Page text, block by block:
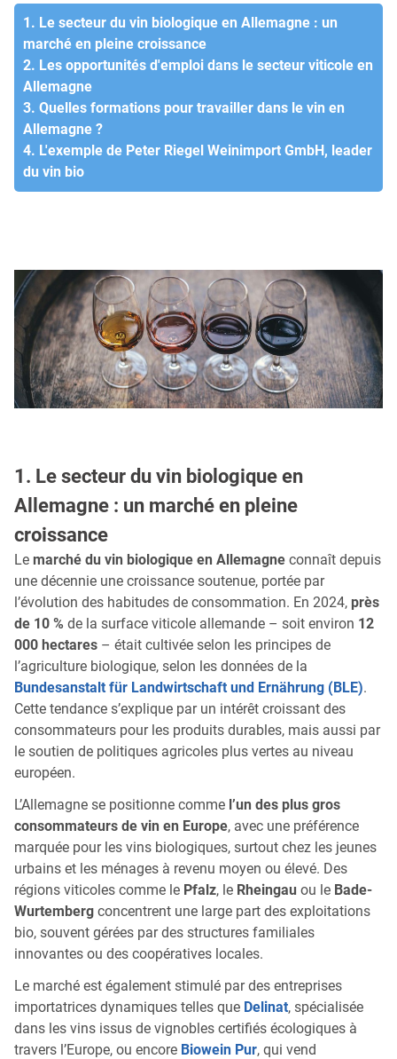
1. Le secteur du vin biologique en Allemagne : un
marché en pleine croissance
2. Les opportunités d'emploi dans le secteur viticole en
Allemagne
3. Quelles formations pour travailler dans le vin en
Allemagne ?
4. L'exemple de Peter Riegel Weinimport GmbH, leader
du vin bio
1. Le secteur du vin biologique en
Allemagne : un marché en pleine
croissance
Le marché du vin biologique en Allemagne connaît depuis
une décennie une croissance soutenue, portée par
l’évolution des habitudes de consommation. En 2024, près
de 10 % de la surface viticole allemande – soit environ 12
000 hectares – était cultivée selon les principes de
l’agriculture biologique, selon les données de la
Bundesanstalt für Landwirtschaft und Ernährung (BLE).
Cette tendance s’explique par un intérêt croissant des
consommateurs pour les produits durables, mais aussi par
le soutien de politiques agricoles plus vertes au niveau
européen.
L’Allemagne se positionne comme l’un des plus gros
consommateurs de vin en Europe, avec une préférence
marquée pour les vins biologiques, surtout chez les jeunes
urbains et les ménages à revenu moyen ou élevé. Des
régions viticoles comme le Pfalz, le Rheingau ou le Bade-
Wurtemberg concentrent une large part des exploitations
bio, souvent gérées par des structures familiales
innovantes ou des coopératives locales.
Le marché est également stimulé par des entreprises
importatrices dynamiques telles que Delinat, spécialisée
dans les vins issus de vignobles certifiés écologiques à
travers l’Europe, ou encore Biowein Pur, qui vend